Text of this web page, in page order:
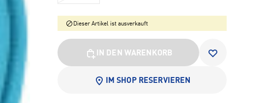
Dieser Artikel ist ausverkauft
IN DEN WARENKORB
IM SHOP RESERVIEREN